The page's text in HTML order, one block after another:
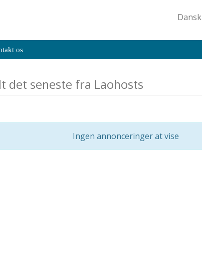
Dansk
os
det seneste fra Laohosts
Ingen annonceringer at vise